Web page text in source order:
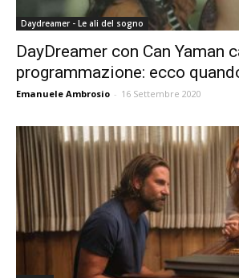
Daydreamer - Le ali del sogno
DayDreamer con Can Yaman
programmazione: ecco
Emanuele Ambrosio - 16 Settembre 2020